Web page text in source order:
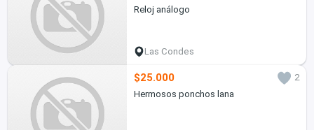
Reloj análogo
Las Condes
$25.000
2
Hermosos ponchos lana